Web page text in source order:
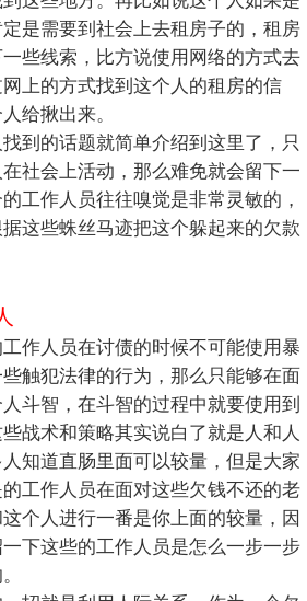
是需要到社会上去租房子的，租房
些线索，比方说使用网络的方式去
上的方式找到这个人的租房的信
给揪出来。
到的话题就简单介绍到这里了，只
社会上活动，那么难免就会留下一
工作人员往往嗅觉是非常灵敏的，
这些蛛丝马迹把这个躲起来的欠款
作人员在讨债的时候不可能使用暴
触犯法律的行为，那么只能够在面
斗智，在斗智的过程中就要使用到
战术和策略其实说白了就是人和人
知道直肠里面可以较量，但是大家
工作人员在面对这些欠钱不还的老
个人进行一番是你上面的较量，因
下这些的工作人员是怎么一步一步